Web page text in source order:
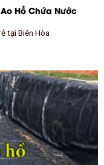
Hồ Chứa Nước
tại Biên Hòa